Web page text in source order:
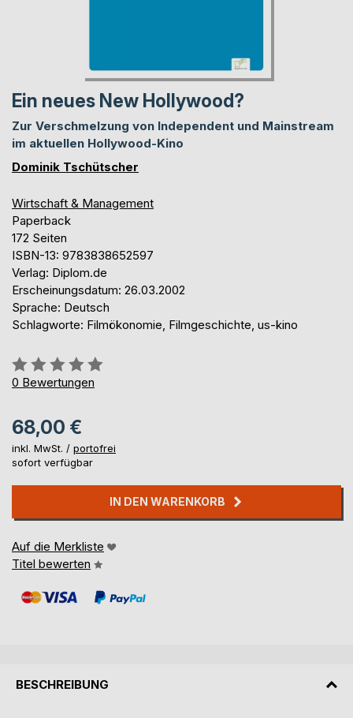
Ein neues New Hollywood?
Zur Verschmelzung von Independent und Mainstream
im aktuellen Hollywood-Kino
Dominik Tschütscher
Wirtschaft & Management
Paperback
172 Seiten
ISBN-13: 9783838652597
Verlag: Diplom.de
Erscheinungsdatum: 26.03.2002
Sprache: Deutsch
Schlagworte: Filmökonomie, Filmgeschichte, us-kino
Bewertung::
0%
0 Bewertungen
68,00 €
inkl. MwSt. / portofrei
sofort verfügbar
IN DEN WARENKORB
Auf die Merkliste
Titel bewerten
BESCHREIBUNG